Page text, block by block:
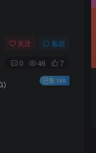
关注 私信
0 46 7
已售 169